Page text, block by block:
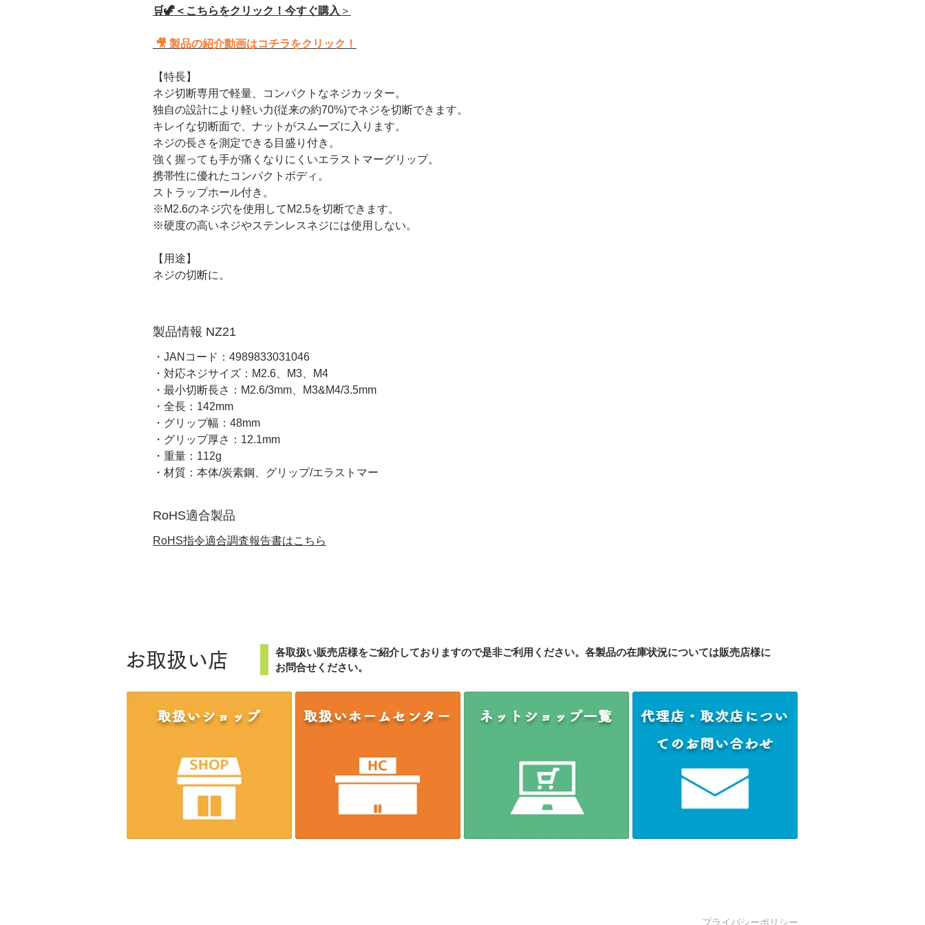
🛒🦖＜こちらをクリック！今すぐ購入 ＞
🎥 製品の紹介動画はコチラをクリック！
【特長】
ネジ切断専用で軽量、コンパクトなネジカッター。
独自の設計により軽い力(従来の約70%)でネジを切断できます。
キレイな切断面で、ナットがスムーズに入ります。
ネジの長さを測定できる目盛り付き。
強く握っても手が痛くなりにくいエラストマーグリップ。
携帯性に優れたコンパクトボディ。
ストラップホール付き。
※M2.6のネジ穴を使用してM2.5を切断できます。
※硬度の高いネジやステンレスネジには使用しない。
【用途】
ネジの切断に。
製品情報 NZ21
・JANコード：4989833031046
・対応ネジサイズ：M2.6、M3、M4
・最小切断長さ：M2.6/3mm、M3&M4/3.5mm
・全長：142mm
・グリップ幅：48mm
・グリップ厚さ：12.1mm
・重量：112g
・材質：本体/炭素鋼、グリップ/エラストマー
RoHS適合製品
RoHS指令適合調査報告書はこちら
お取扱い店 各取扱い販売店様をご紹介しておりますので是非ご利用ください。各製品の在庫状況については販売店様に
お問合せください。
プライバシーポリシー